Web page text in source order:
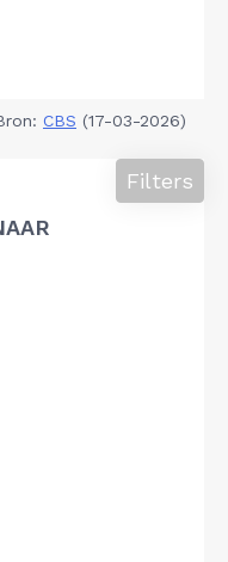
CBS (17-03-2026)
Filters